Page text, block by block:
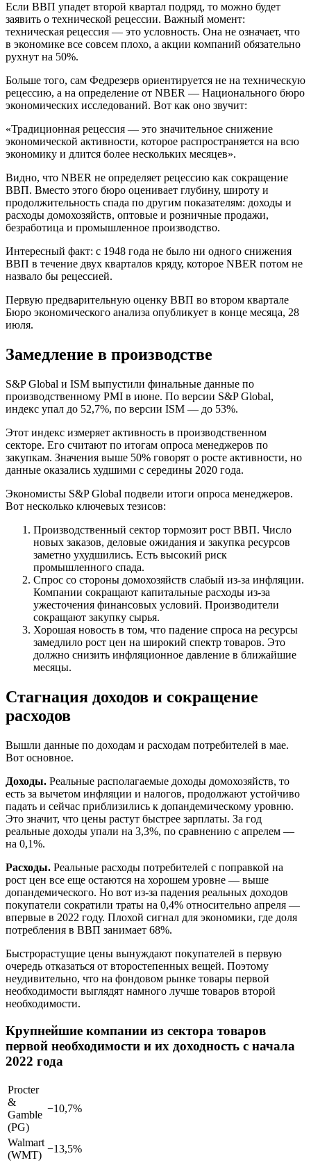
Если ВВП упадет второй квартал подряд, то можно будет
заявить о технической рецессии. Важный момент:
техническая рецессия — это условность. Она не означает, что
в экономике все совсем плохо, а акции компаний обязательно
рухнут на 50%.
Больше того, сам Федрезерв ориентируется не на техническую
рецессию, а на определение от NBER — Национального бюро
экономических исследований. Вот как оно звучит:
«Традиционная рецессия — это значительное снижение
экономической активности, которое распространяется на всю
экономику и длится более нескольких месяцев».
Видно, что NBER не определяет рецессию как сокращение
ВВП. Вместо этого бюро оценивает глубину, широту и
продолжительность спада по другим показателям: доходы и
расходы домохозяйств, оптовые и розничные продажи,
безработица и промышленное производство.
Интересный факт: с 1948 года не было ни одного снижения
ВВП в течение двух кварталов кряду, которое NBER потом не
назвало бы рецессией.
Первую предварительную оценку ВВП во втором квартале
Бюро экономического анализа опубликует в конце месяца, 28
июля.
Замедление в производстве
S&P Global и ISM выпустили финальные данные по
производственному PMI в июне. По версии S&P Global,
индекс упал до 52,7%, по версии ISM — до 53%.
Этот индекс измеряет активность в производственном
секторе. Его считают по итогам опроса менеджеров по
закупкам. Значения выше 50% говорят о росте активности, но
данные оказались худшими с середины 2020 года.
Экономисты S&P Global подвели итоги опроса менеджеров.
Вот несколько ключевых тезисов:
Производственный сектор тормозит рост ВВП. Число
новых заказов, деловые ожидания и закупка ресурсов
заметно ухудшились. Есть высокий риск
промышленного спада.
Спрос со стороны домохозяйств слабый из-за инфляции.
Компании сокращают капитальные расходы из-за
ужесточения финансовых условий. Производители
сокращают закупку сырья.
Хорошая новость в том, что падение спроса на ресурсы
замедлило рост цен на широкий спектр товаров. Это
должно снизить инфляционное давление в ближайшие
месяцы.
Стагнация доходов и сокращение
расходов
Вышли данные по доходам и расходам потребителей в мае.
Вот основное.
Доходы. Реальные располагаемые доходы домохозяйств, то
есть за вычетом инфляции и налогов, продолжают устойчиво
падать и сейчас приблизились к допандемическому уровню.
Это значит, что цены растут быстрее зарплаты. За год
реальные доходы упали на 3,3%, по сравнению с апрелем —
на 0,1%.
Расходы. Реальные расходы потребителей с поправкой на
рост цен все еще остаются на хорошем уровне — выше
допандемического. Но вот из-за падения реальных доходов
покупатели сократили траты на 0,4% относительно апреля —
впервые в 2022 году. Плохой сигнал для экономики, где доля
потребления в ВВП занимает 68%.
Быстрорастущие цены вынуждают покупателей в первую
очередь отказаться от второстепенных вещей. Поэтому
неудивительно, что на фондовом рынке товары первой
необходимости выглядят намного лучше товаров второй
необходимости.
Крупнейшие компании из сектора товаров
первой необходимости и их доходность с начала
2022 года
Procter
&
Gamble
(PG)
−10,7%
Walmart
(WMT)
−13,5%